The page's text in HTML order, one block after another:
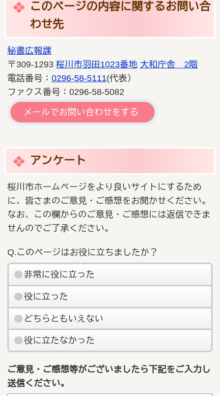
このページの内容に関するお問い合
わせ先
秘書広報課
〒309-1293 桜川市羽田1023番地 大和庁舎 2階
電話番号： 0296-58-5111(代表）
ファクス番号：0296-58-5082
メールでお問い合わせをする
アンケート
桜川市ホームページをより良いサイトにするため
に、皆さまのご意見・ご感想をお聞かせください。
なお、この欄からのご意見・ご感想には返信できま
せんのでご了承ください。
Q.このページはお役に立ちましたか？
非常に役に立った
役に立った
どちらともいえない
役に立たなかった
ご意見・ご感想等がございましたら下記をご入力し
送信ください。